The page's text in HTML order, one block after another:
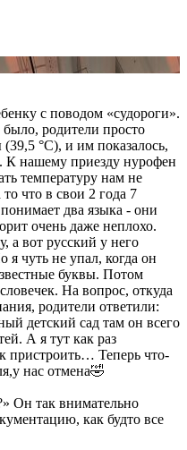
с поводом «судороги».
родители просто
°C), и им показалось,
К нашему приезду нурофен
температуру нам не
что в свои 2 года 7
два языка - они
очень даже неплохо.
а вот русский у него
я чуть не упал, когда он
буквы. Потом
На вопрос, откуда
родители ответили:
детский сад там он всего
А я тут как раз
пристроить… Теперь что-
нас отмена🤣
Он так внимательно
как будто все